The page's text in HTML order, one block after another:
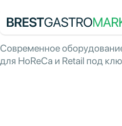
Современное
для HoReCa и Retail под